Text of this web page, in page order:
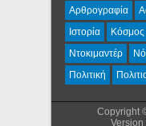
Αρθρογραφία
Ιστορία
Κόσμος
Ντοκιμαντέρ
Πολιτική
Copyright
Version